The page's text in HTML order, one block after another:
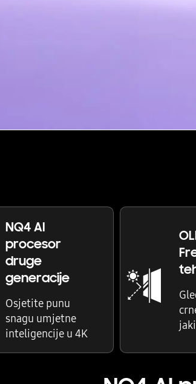
procesor
druge
generacije
snagu umjetne
inteligencije u 4K
NQ4 AI